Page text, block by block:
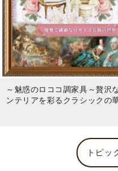
～魅惑のロココ調家具～贅沢
ンテリアを彩るクラシックの
トピッ